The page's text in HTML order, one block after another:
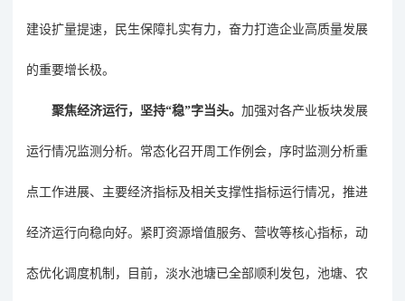
建设扩量提速，民生保障扎实有力，奋力打造企业高质量发展
的重要增长极。
聚焦经济运行，坚持“稳”字当头。 加强对各产业板块发展
运行情况监测分析。常态化召开周工作例会，序时监测分析重
点工作进展、主要经济指标及相关支撑性指标运行情况，推进
经济运行向稳向好。紧盯资源增值服务、营收等核心指标，动
态优化调度机制，目前，淡水池塘已全部顺利发包，池塘、 农